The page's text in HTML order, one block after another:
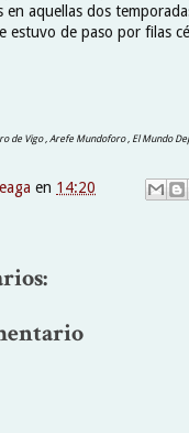
en aquellas dos
estuvo de paso por filas
de Vigo , Arefe Mundoforo , El Mundo
en 14:20